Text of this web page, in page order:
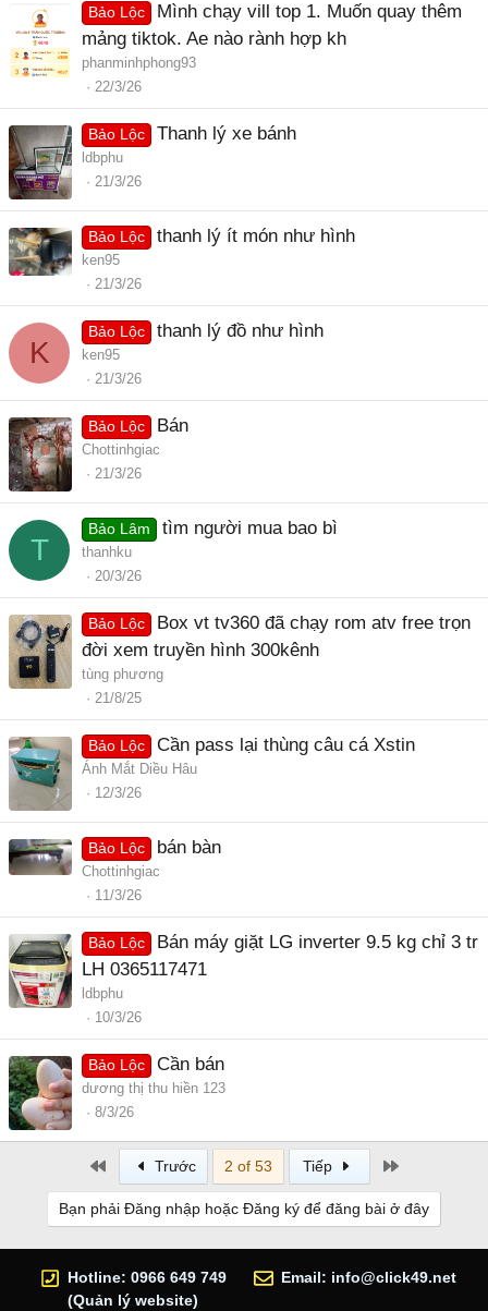
Bảo Lộc
Mình chạy vill top 1. Muốn quay thêm
mảng tiktok. Ae nào rành hợp kh
phanminhphong93
22/3/26
Bảo Lộc Thanh lý xe bánh
ldbphu
21/3/26
Bảo Lộc thanh lý ít món như hình
ken95
21/3/26
K
Bảo Lộc thanh lý đồ như hình
ken95
21/3/26
Bảo Lộc Bán
Chottinhgiac
21/3/26
T
Bảo Lâm tìm người mua bao bì
thanhku
20/3/26
Bảo Lộc
Box vt tv360 đã chạy rom atv free trọn
đời xem truyền hình 300kênh
tùng phương
21/8/25
Bảo Lộc Cần pass lại thùng câu cá Xstin
Ánh Mắt Diều Hâu
12/3/26
Bảo Lộc bán bàn
Chottinhgiac
11/3/26
Bảo Lộc
Bán máy giặt LG inverter 9.5 kg chỉ 3 tr
LH 0365117471
ldbphu
10/3/26
Bảo Lộc Cần bán
dương thị thu hiền 123
8/3/26
Trước 2 of 53 Tiếp
Bạn phải Đăng nhập hoặc Đăng ký để đăng bài ở đây
Hotline: 0966 649 749
(Quản lý website)
Email: info@click49.net